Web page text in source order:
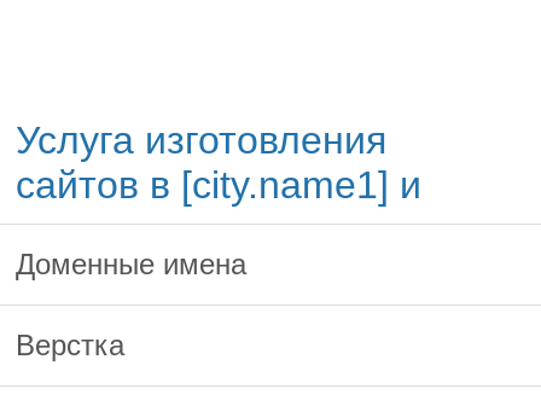
Услуга изготовления
сайтов в [city.name1] и
Доменные имена
Верстка